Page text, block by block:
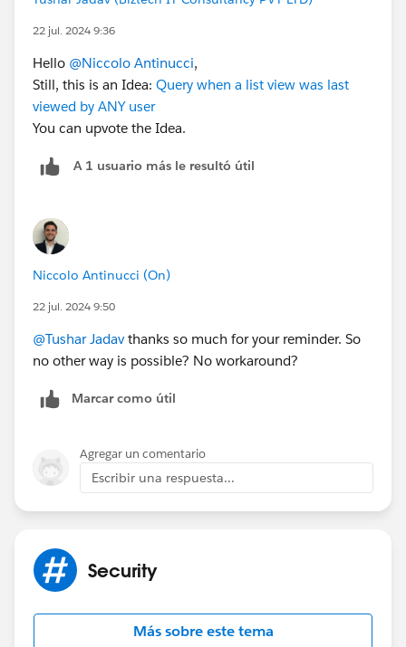
22 jul. 2024 9:36
Hello @Niccolo Antinucci,
Still, this is an Idea: Query when a list view was last
viewed by ANY user
You can upvote the Idea.
A 1 usuario más le resultó útil
Niccolo Antinucci (On)
22 jul. 2024 9:50
@Tushar Jadav thanks so much for your reminder. So
no other way is possible? No workaround?
Marcar como útil
Agregar un comentario
Escribir una respuesta...
Security
Más sobre este tema